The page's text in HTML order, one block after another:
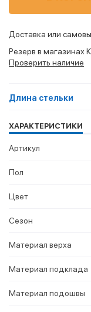
Доставка или
Резерв в магазинах
Проверить наличие
Длина стельки
ХАРАКТЕРИСТИКИ
Артикул
Пол
Цвет
Сезон
Материал верха
Материал подклада
Материал подошвы